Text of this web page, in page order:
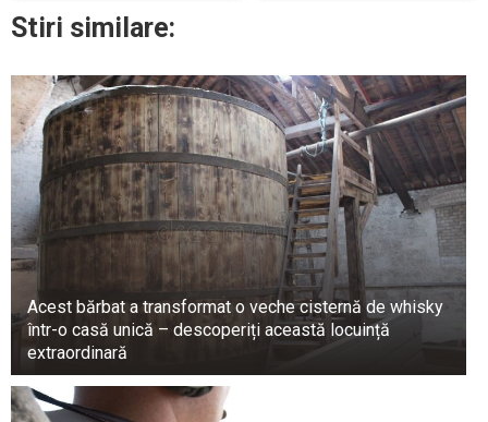
Întreaga echipă de producție a emisiunii a fost
concediată, inclusiv fostul prezentator. Teo
Trandafir susține că încă nu a avut parte de
aspecte negative.
Stiri similare:
Acest bărbat a transformat o veche cisternă de whisky
într-o casă unică – descoperiți această locuință
extraordinară